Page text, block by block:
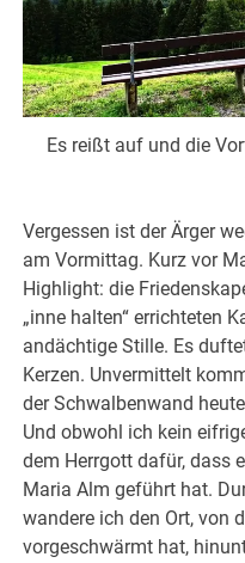
Es reißt auf und die
Vergessen ist der Ärger
am Vormittag. Kurz vor
Highlight: die
„inne halten“ errichteten
andächtige Stille. Es
Kerzen. Unvermittelt
der Schwalbenwand
Und obwohl ich kein
dem Herrgott dafür, dass
Maria Alm geführt hat.
wandere ich den Ort, von
vorgeschwärmt hat,